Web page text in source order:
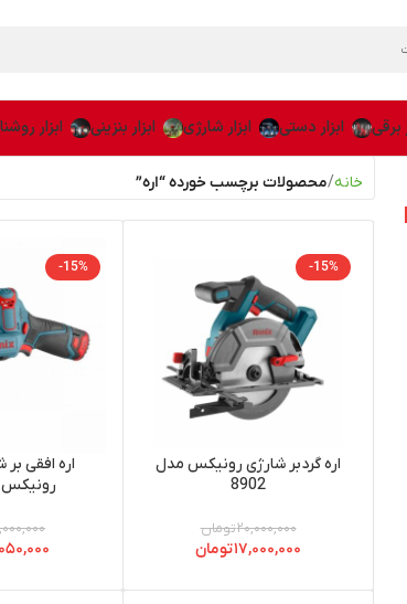
برقی ابزار دستی ابزار شارژی ابزار بنزینی ابزار
خانه محصولات برچسب خورده “اره”
-15%
اره گردبر شارژی رونیکس مدل
8902
۲۰,۰۰۰,۰۰۰تومان
۱۷,۰۰۰,۰۰۰تومان
-15%
رونیکس